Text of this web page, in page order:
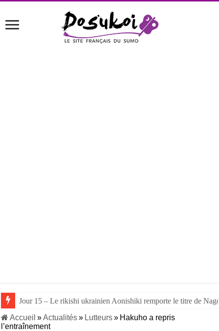
Jour 15 – Le rikishi ukrainien Aonishiki remporte le titre de
Accueil »Actualités» Lutteurs» Hakuho a repris
l’entraînement